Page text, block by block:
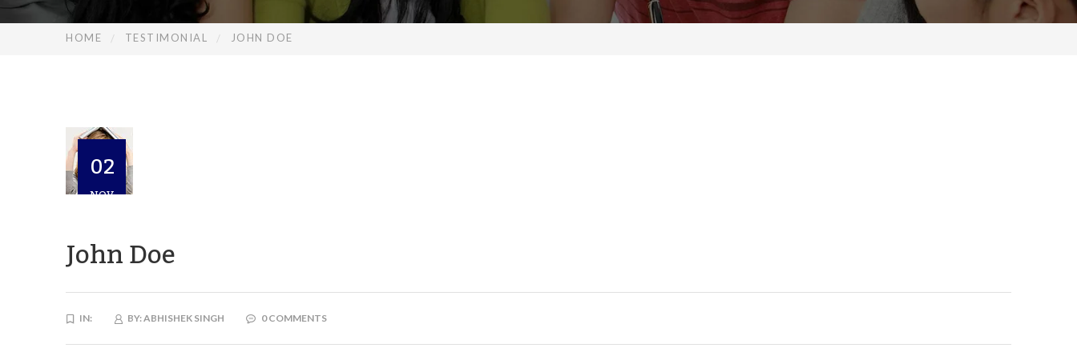
HOME TESTIMONIAL JOHN DOE
02
NOV
John Doe
IN: BY:ABHISHEK SINGH 0 COMMENTS